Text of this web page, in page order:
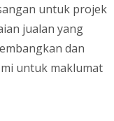
untuk projek
jualan yang
dan
untuk maklumat